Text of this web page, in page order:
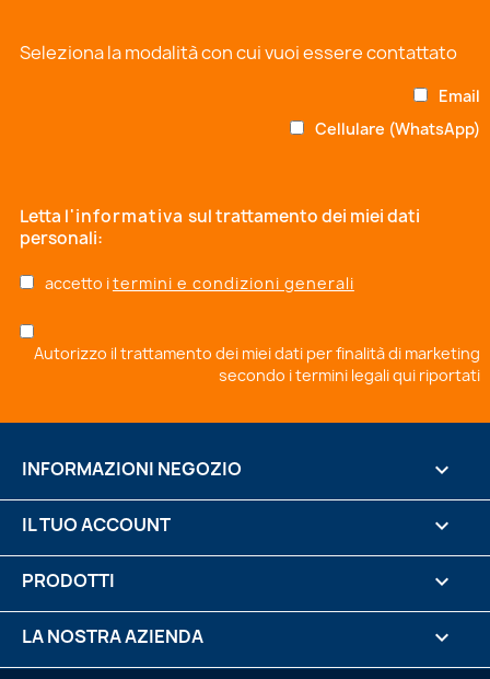
Seleziona la modalità con cui vuoi essere contattato
Email
Cellulare (WhatsApp)
Letta l'informativa sul trattamento dei miei dati
personali:
accetto itermini e condizioni generali
Autorizzo il trattamento dei miei dati per finalità di marketing
secondo itermini legali qui riportati
PRODOTTI 
LA NOSTRA AZIENDA 
IL TUO ACCOUNT 
INFORMAZIONI NEGOZIO keyboard_arrow_down